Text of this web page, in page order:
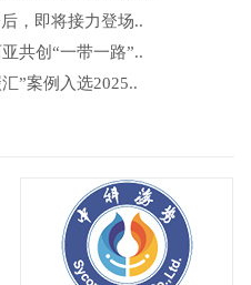
，即将接力登场..
共创“一带一路”..
”案例入选2025..